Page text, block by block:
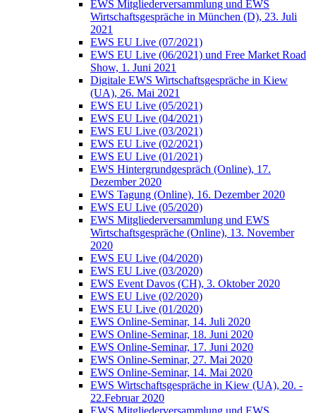
EWS Mitgliederversammlung und EWS
Wirtschaftsgespräche in München (D), 23. Juli
2021
EWS EU Live (07/2021)
EWS EU Live (06/2021) und Free Market Road
Show, 1. Juni 2021
Digitale EWS Wirtschaftsgespräche in Kiew
(UA), 26. Mai 2021
EWS EU Live (05/2021)
EWS EU Live (04/2021)
EWS EU Live (03/2021)
EWS EU Live (02/2021)
EWS EU Live (01/2021)
EWS Hintergrundgespräch (Online), 17.
Dezember 2020
EWS Tagung (Online), 16. Dezember 2020
EWS EU Live (05/2020)
EWS Mitgliederversammlung und EWS
Wirtschaftsgespräche (Online), 13. November
2020
EWS EU Live (04/2020)
EWS EU Live (03/2020)
EWS Event Davos (CH), 3. Oktober 2020
EWS EU Live (02/2020)
EWS EU Live (01/2020)
EWS Online-Seminar, 14. Juli 2020
EWS Online-Seminar, 18. Juni 2020
EWS Online-Seminar, 17. Juni 2020
EWS Online-Seminar, 27. Mai 2020
EWS Online-Seminar, 14. Mai 2020
EWS Wirtschaftsgespräche in Kiew (UA), 20. -
22.Februar 2020
EWS Mitgliederversammlung und EWS